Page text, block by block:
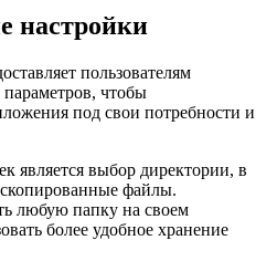
настройки
пользователям
параметров, чтобы
под свои потребности и
является выбор директории, в
скопированные файлы.
любую папку на своем
более удобное хранение